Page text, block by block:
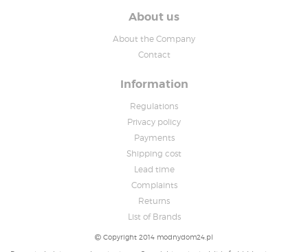
About us
About the Company
Contact
Information
Regulations
Privacy policy
Payments
Shipping cost
Lead time
Complaints
Returns
List of Brands
Copyright 2014 modnydom24.pl